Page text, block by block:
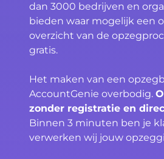
dan 3000 bedrijven en
bieden waar mogelijk een
overzicht van de
gratis.
Het maken van een
AccountGenie overbodig.
zonder registratie en
Binnen 3 minuten ben je
verwerken wij jouw